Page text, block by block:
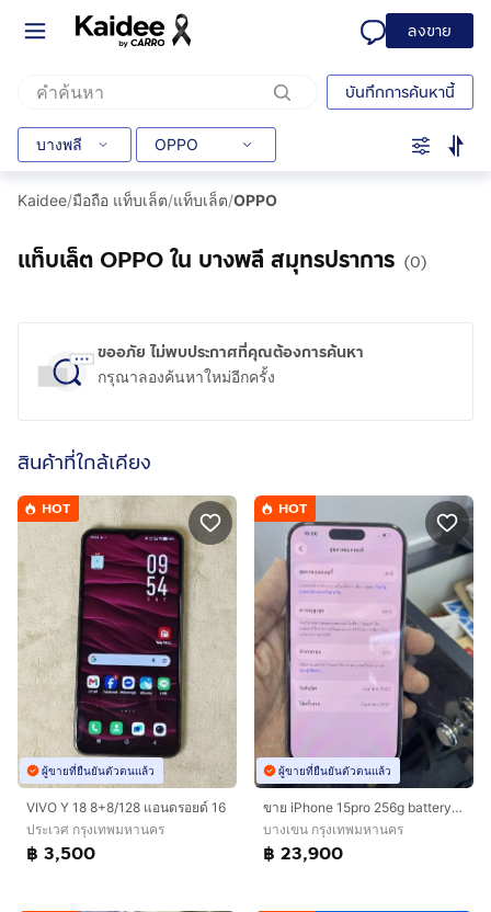
ลงขาย
บันทึกการค้นหานี้
บางพลี OPPO
Kaidee/มือถือ แท็บเล็ต/แท็บเล็ต/OPPO
แท็บเล็ต OPPO ใน บางพลี สมุทรปราการ (0)
ขออภัย ไม่พบประกาศที่คุณต้องการค้นหา
กรุณาลองค้นหาใหม่อีกครั้ง
สินค้าที่ใกล้เคียง
HOT
ผู้ขายที่ยืนยันตัวตนแล้ว
VIVO Y 18 8+8/128 แอนดรอยด์ 16
ประเวศ กรุงเทพมหานคร
฿ 3,500
HOT
ผู้ขายที่ยืนยันตัวตนแล้ว
ขาย iPhone 15pro 256g battery 87 สีขาว ครบกล่อง ไม่มีรอย ใช้งานปกติ ราคา 23900 บาท นัดรับ กทม
บางเขน กรุงเทพมหานคร
฿ 23,900